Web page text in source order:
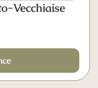
Vecchiaise